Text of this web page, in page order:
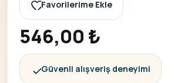
Favorilerime Ekle
546,00 ₺
Güvenli alışveriş deneyimi